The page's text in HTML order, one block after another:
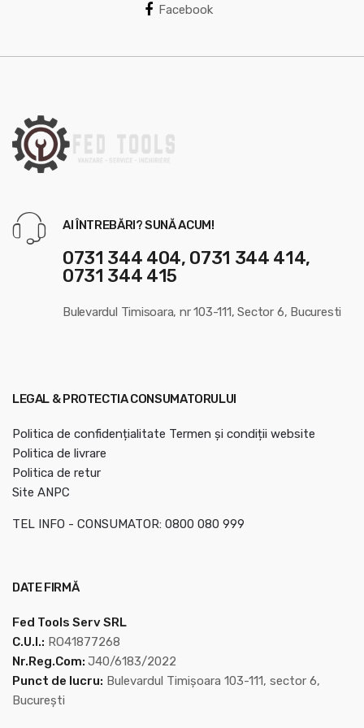
o
Facebook
AI ÎNTREBĂRI? SUNĂ ACUM!
0731 344 404, 0731 344 414,
0731 344 415
Bulevardul Timisoara, nr 103-111, Sector 6, Bucuresti
LEGAL & PROTECTIA CONSUMATORULUI
Politica de confidențialitate Termen și condiții website
Politica de livrare
Politica de retur
Site ANPC
TEL INFO - CONSUMATOR: 0800 080 999
DATE FIRMĂ
Fed Tools Serv SRL
C.U.I.: RO41877268
Nr.Reg.Com: J40/6183/2022
Punct de lucru: Bulevardul Timișoara 103-111, sector 6,
București